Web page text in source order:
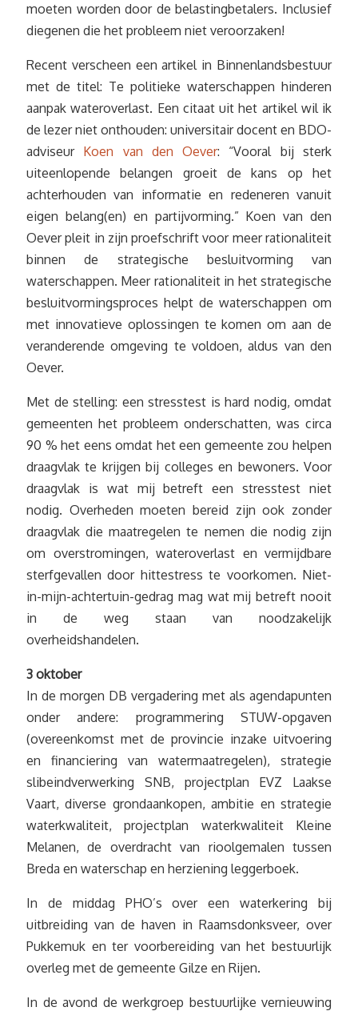
moeten worden door de belastingbetalers. Inclusief
diegenen die het probleem niet veroorzaken!
Recent verscheen een artikel in Binnenlandsbestuur
met de titel: Te politieke waterschappen hinderen
aanpak wateroverlast. Een citaat uit het artikel wil ik
de lezer niet onthouden: universitair docent en BDO-
adviseur Koen van den Oever: “Vooral bij sterk
uiteenlopende belangen groeit de kans op het
achterhouden van informatie en redeneren vanuit
eigen belang(en) en partijvorming.” Koen van den
Oever pleit in zijn proefschrift voor meer rationaliteit
binnen de strategische besluitvorming van
waterschappen. Meer rationaliteit in het strategische
besluitvormingsproces helpt de waterschappen om
met innovatieve oplossingen te komen om aan de
veranderende omgeving te voldoen, aldus van den
Oever.
Met de stelling: een stresstest is hard nodig, omdat
gemeenten het probleem onderschatten, was circa
90 % het eens omdat het een gemeente zou helpen
draagvlak te krijgen bij colleges en bewoners. Voor
draagvlak is wat mij betreft een stresstest niet
nodig. Overheden moeten bereid zijn ook zonder
draagvlak die maatregelen te nemen die nodig zijn
om overstromingen, wateroverlast en vermijdbare
sterfgevallen door hittestress te voorkomen. Niet-
in-mijn-achtertuin-gedrag mag wat mij betreft nooit
in de weg staan van noodzakelijk
overheidshandelen.
3 oktober
In de morgen DB vergadering met als agendapunten
onder andere: programmering STUW-opgaven
(overeenkomst met de provincie inzake uitvoering
en financiering van watermaatregelen), strategie
slibeindverwerking SNB, projectplan EVZ Laakse
Vaart, diverse grondaankopen, ambitie en strategie
waterkwaliteit, projectplan waterkwaliteit Kleine
Melanen, de overdracht van rioolgemalen tussen
Breda en waterschap en herziening leggerboek.
In de middag PHO’s over een waterkering bij
uitbreiding van de haven in Raamsdonksveer, over
Pukkemuk en ter voorbereiding van het bestuurlijk
overleg met de gemeente Gilze en Rijen.
In de avond de werkgroep bestuurlijke vernieuwing